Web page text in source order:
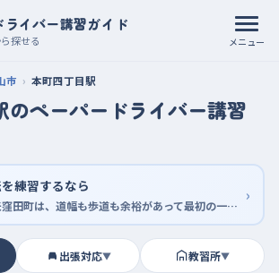
ライバー講習ガイド
探せる メニュー
市 本町四丁目駅
のペーパードライバー講習
練習するなら
久万ノ台と久米窪田町は、道幅も歩道も余裕があって最初の一周に向く ›
出張対応▼ 教習所▼